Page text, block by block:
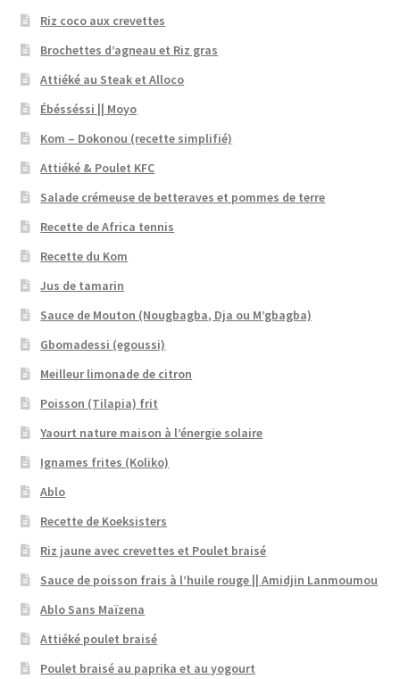
Riz coco aux crevettes
Brochettes d’agneau et Riz gras
Attiéké au Steak et Alloco
Ébésséssi || Moyo
Kom – Dokonou (recette simplifié)
Attiéké & Poulet KFC
Salade crémeuse de betteraves et pommes de terre
Recette de Africa tennis
Recette du Kom
Jus de tamarin
Sauce de Mouton (Nougbagba, Dja ou M’gbagba)
Gbomadessi (egoussi)
Meilleur limonade de citron
Poisson (Tilapia) frit
Yaourt nature maison à l’énergie solaire
Ignames frites (Koliko)
Ablo
Recette de Koeksisters
Riz jaune avec crevettes et Poulet braisé
Sauce de poisson frais à l’huile rouge || Amidjin Lanmoumou
Ablo Sans Maïzena
Attiéké poulet braisé
Poulet braisé au paprika et au yogourt